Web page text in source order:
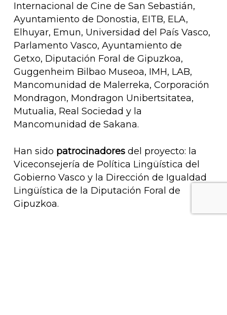
Internacional de Cine de San Sebastián,
Ayuntamiento de Donostia, EITB, ELA,
Elhuyar, Emun, Universidad del País Vasco,
Parlamento Vasco, Ayuntamiento de
Getxo, Diputación Foral de Gipuzkoa,
Guggenheim Bilbao Museoa, IMH, LAB,
Mancomunidad de Malerreka, Corporación
Mondragon, Mondragon Unibertsitatea,
Mutualia, Real Sociedad y la
Mancomunidad de Sakana.
Han sido patrocinadores del proyecto: la
Viceconsejería de Política Lingüística del
Gobierno Vasco y la Dirección de Igualdad
Lingüística de la Diputación Foral de
Gipuzkoa.